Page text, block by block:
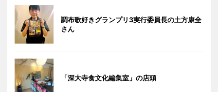
調布歌好きグランプリ3実行委員長の土方康全
さん
「深大寺食文化編集室」の店頭